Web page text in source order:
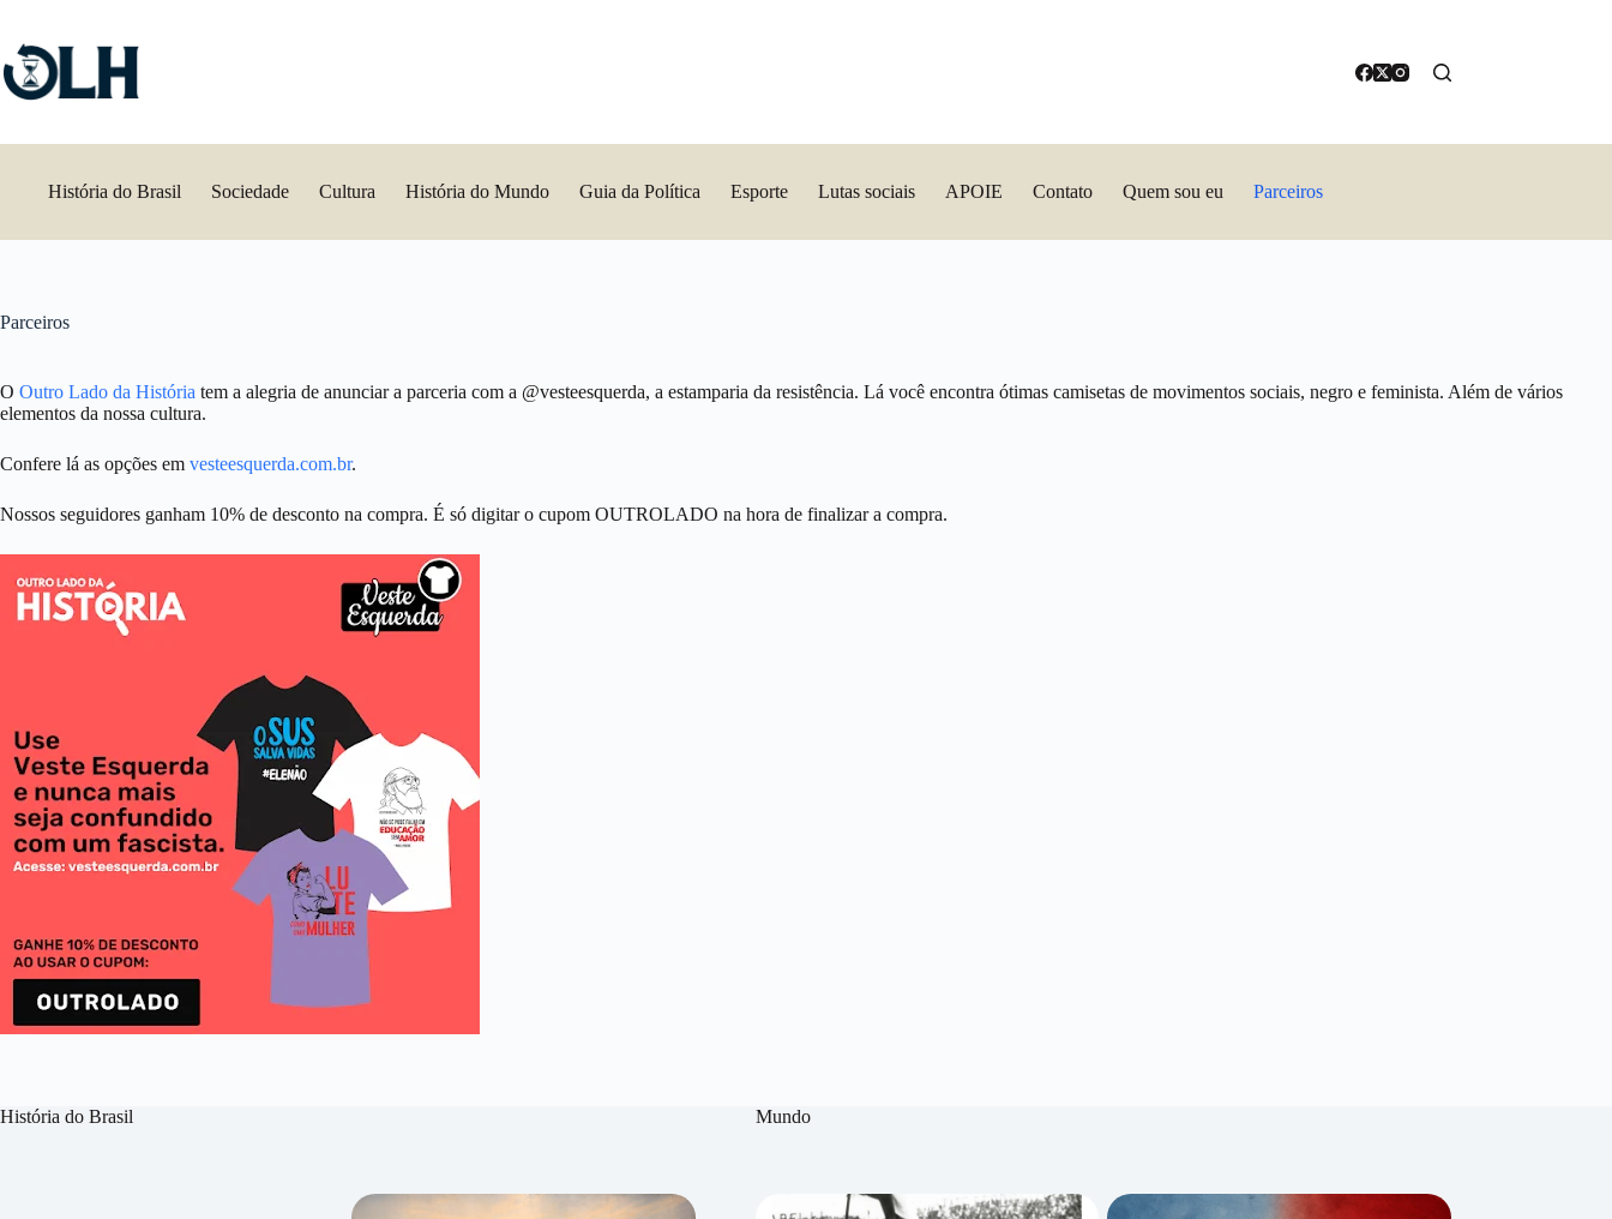
conteúdo
História do Brasil Sociedade Cultura História do Mundo Guia da Política Esporte Lutas sociais APOIE Contato Quem sou eu Parceiros
Parceiros
O Outro Lado da História tem a alegria de anunciar a parceria com a @vesteesquerda, a estamparia da resistência. Lá você encontra ótimas camisetas de movimentos sociais, negro e feminista. Além de vários
elementos da nossa cultura.
Confere lá as opções em vesteesquerda.com.br.
Nossos seguidores ganham 10% de desconto na compra. É só digitar o cupom OUTROLADO na hora de finalizar a compra.
História do Brasil Mundo